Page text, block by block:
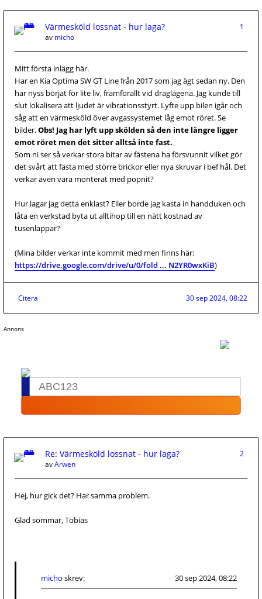
Värmesköld lossnat - hur laga?
1
av micho
Mitt första inlägg här.
Har en Kia Optima SW GT Line från 2017 som jag ägt sedan ny. Den
har nyss börjat för lite liv, framförallt vid draglägena. Jag kunde till
slut lokalisera att ljudet är vibrationsstyrt. Lyfte upp bilen igår och
såg att en värmesköld över avgassystemet låg emot röret. Se
bilder.Obs! Jag har lyft upp skölden så den inte längre ligger
emot röret men det sitter alltså inte fast.
Som ni ser så verkar stora bitar av fästena ha försvunnit vilket gör
det svårt att fästa med större brickor eller nya skruvar i bef hål. Det
verkar även vara monterat med popnit?
Hur lagar jag detta enklast? Eller borde jag kasta in handduken och
låta en verkstad byta ut alltihop till en nätt kostnad av
tusenlappar?
(Mina bilder verkar inte kommit med men finns här:
https://drive.google.com/drive/u/0/fold ... N2YR0wxKiB)
Citera 30 sep 2024, 08:22
Annons
Re: Värmesköld lossnat - hur laga?
2
avArwen
Hej, hur gick det? Har samma problem.
Glad sommar, Tobias
micho skrev: 30 sep 2024, 08:22